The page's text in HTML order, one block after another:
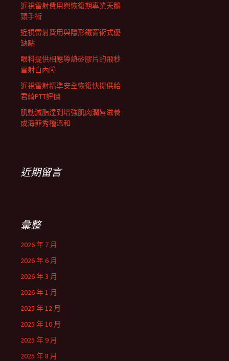
近視雷射費用與恢復期專業天鵝
頸手術
近視雷射費用與隱形鐵窗術式優
缺點
眼科提供相應導熱矽膠片的飛秒
雷射白內障
近視雷射精準安全恢復快提供給
君綺PTT評價
肌動減脂達到增強肌肉潤唇滋養
成海菲秀種溫和
近期留言
彙整
2026 年 7 月
2026 年 6 月
2026 年 3 月
2026 年 1 月
2025 年 12 月
2025 年 10 月
2025 年 9 月
2025 年 8 月